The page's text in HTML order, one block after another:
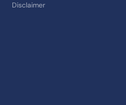
Disclaimer